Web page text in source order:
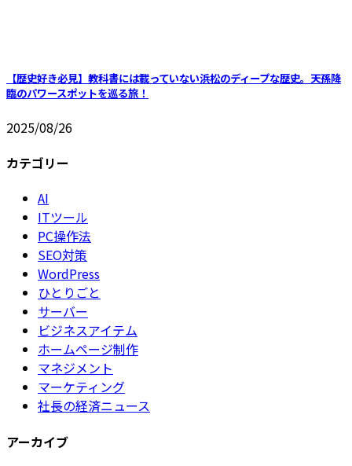
【歴史好き必見】教科書には載っていない浜松のディープな歴史。天孫降
臨のパワースポットを巡る旅！
2025/08/26
カテゴリー
AI
ITツール
PC操作法
SEO対策
WordPress
ひとりごと
サーバー
ビジネスアイテム
ホームページ制作
マネジメント
マーケティング
社長の経済ニュース
アーカイブ